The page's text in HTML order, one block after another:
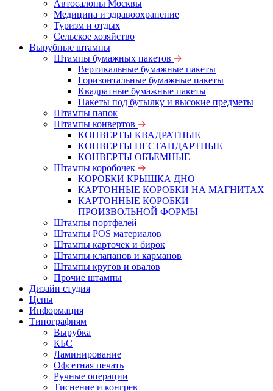
Автосалоны Москвы
Медицина и здравоохранение
Туризм и отдых
Сельское хозяйство
Вырубные штампы
Штампы бумажных пакетов
Вертикальные бумажные пакеты
Горизонтальные бумажные пакеты
Квадратные бумажные пакеты
Пакеты под бутылку и высокие предметы
Штампы папок
Штампы конвертов
КОНВЕРТЫ КВАДРАТНЫЕ
КОНВЕРТЫ НЕСТАНДАРТНЫЕ
КОНВЕРТЫ ОБЪЕМНЫЕ
Штампы коробочек
КОРОБКИ КРЫШКА ДНО
КАРТОННЫЕ КОРОБКИ НА МАГНИТАХ
КАРТОННЫЕ КОРОБКИ
ПРОИЗВОЛЬНОЙ ФОРМЫ
Штампы портфелей
Штампы POS материалов
Штампы карточек и бирок
Штампы клапанов и карманов
Штампы кругов и овалов
Прочие штампы
Дизайн студия
Цены
Информация
Типографиям
Вырубка
КБС
Ламинирование
Офсетная печать
Ручные операции
Тиснение и конгрев